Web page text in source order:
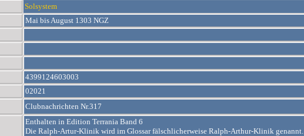
Solsystem
Mai bis August 1303 NGZ
4399124603003
02021
Clubnachrichten Nr.317
Enthalten in Edition Terrania Band 6
Die Ralph-Artur-Klinik wird im Glossar fälschlicherweise Ralph-Arthur-Klinik genannt.